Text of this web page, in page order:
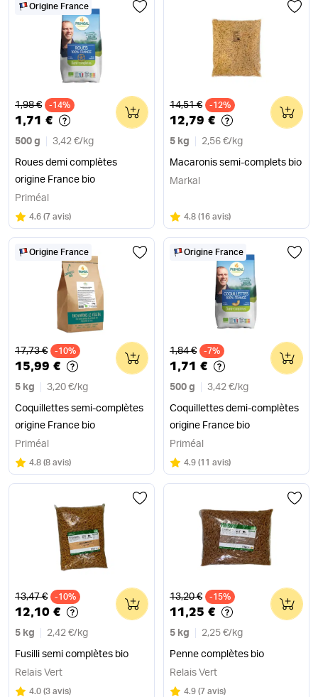
Origine France
Ancien prix
1,98 € -14%
1,71 €
500 g 3,42 €/ kg
Roues demi complètes
origine France bio
0
Priméal
Note
4.6 sur 5
(7 avis)
Ancien prix
14,51 € -12%
12,79 €
5 kg 2,56 €/ kg
Macaronis semi-complets bio
0
Markal
Note
4.8 sur 5
(16 avis)
Origine France
Ancien prix
17,73 € -10%
15,99 €
5 kg 3,20 €/ kg
Coquillettes semi-complètes
origine France bio
0
Priméal
Note
4.8 sur 5
(8 avis)
Origine France
Ancien prix
1,84 € -7%
1,71 €
500 g 3,42 €/ kg
Coquillettes demi-complètes
origine France bio
0
Priméal
Note
4.9 sur 5
(11 avis)
Ancien prix
13,47 € -10%
12,10 €
5 kg 2,42 €/ kg
Fusilli semi complètes bio
0
Relais Vert
Note
4.0 sur 5
(3 avis)
Ancien prix
13,20 € -15%
11,25 €
5 kg 2,25 €/ kg
Penne complètes bio
0
Relais Vert
Note
4.9 sur 5
(7 avis)